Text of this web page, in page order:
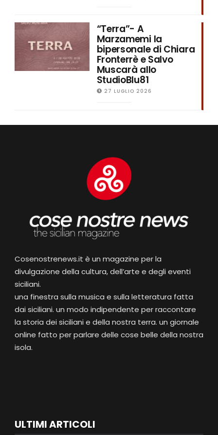
“Terra”- A
Marzamemi la
bipersonale di Chiara
Fronterrè e Salvo
Muscarà allo
StudioBlu81
27 LUGLIO 2026
Cosenostrenews.it è un magazine per la
divulgazione della cultura, dell’arte e degli eventi
siciliani.
una finestra sulla musica e sulla letteratura fatta
dai siciliani. un modo indipendente per raccontare
la storia dei siciliani e della nostra terra. un giornale
online fatto per parlare delle cose belle della nostra
isola.
ULTIMI ARTICOLI